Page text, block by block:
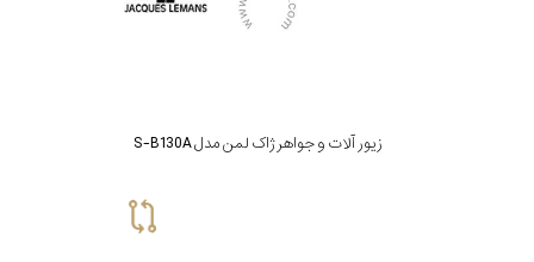
زیور آلات و جواهر ژاک لمن مدل S-B130A